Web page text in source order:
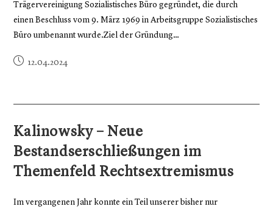
Trägervereinigung Sozialistisches Büro gegründet, die durch
einen Beschluss vom 9. März 1969 in Arbeitsgruppe Sozialistisches
Büro umbenannt wurde.Ziel der Gründung…
12.04.2024
Kalinowsky – Neue
Bestandserschließungen im
Themenfeld Rechtsextremismus
Im vergangenen Jahr konnte ein Teil unserer bisher nur